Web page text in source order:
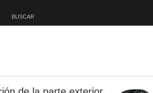
BUSCAR